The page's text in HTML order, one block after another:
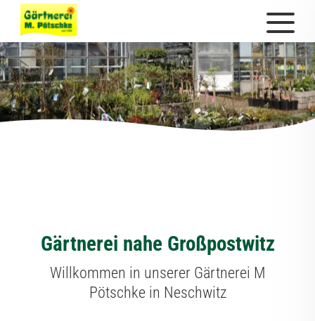
Gärtnerei nahe Großpostwitz
Willkommen in unserer Gärtnerei M
Pötschke in Neschwitz